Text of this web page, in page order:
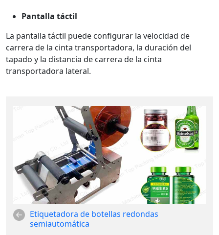
Pantalla táctil
La pantalla táctil puede configurar la velocidad de
carrera de la cinta transportadora, la duración del
tapado y la distancia de carrera de la cinta
transportadora lateral.
Etiquetadora de botellas redondas
semiautomática